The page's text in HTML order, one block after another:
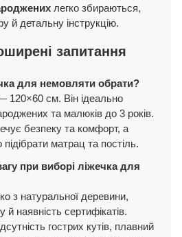
легко збираються,
й детальну інструкцію.
запитання
для немовляти обрати?
120×60 см. Він ідеально
та малюків до 3 років.
безпеку та комфорт, а
матрац та постіль.
при виборі ліжечка для
з натуральної деревини,
й наявність сертифікатів.
гострих кутів, плавний